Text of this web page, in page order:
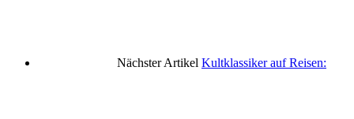
Nächster Artikel Kultklassiker auf Reisen: